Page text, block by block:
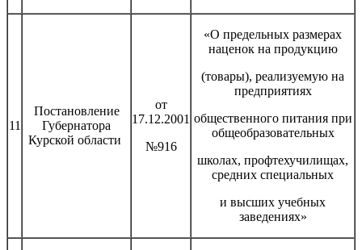
11
Постановление
Губернатора
Курской области
от
17.12.2001
№916
«О предельных размерах
наценок на продукцию
(товары), реализуемую на
предприятиях
общественного питания при
общеобразовательных
школах, профтехучилищах,
средних специальных
и высших учебных
заведениях»